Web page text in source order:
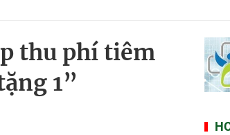
thu phí tiêm
1”